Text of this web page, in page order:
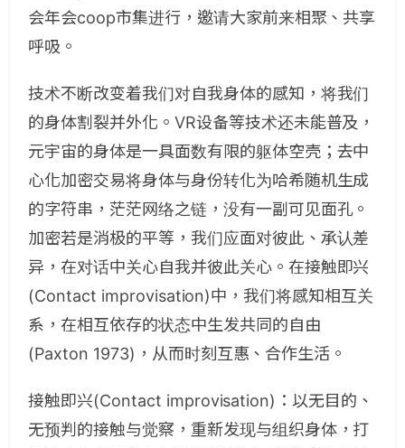
会年会coop市集进行，邀请大家前来相聚、共享
呼吸。
技术不断改变着我们对自我身体的感知，将我们
的身体割裂并外化。VR设备等技术还未能普及，
元宇宙的身体是一具面数有限的躯体空壳；去中
心化加密交易将身体与身份转化为哈希随机生成
的字符串，茫茫网络之链，没有一副可见面孔。
加密若是消极的平等，我们应面对彼此、承认差
异，在对话中关心自我并彼此关心。在接触即兴
(Contact improvisation)中，我们将感知相互关
系，在相互依存的状态中生发共同的自由
(Paxton 1973)，从而时刻互惠、合作生活。
接触即兴(Contact improvisation)：以无目的、
无预判的接触与觉察，重新发现与组织身体，打